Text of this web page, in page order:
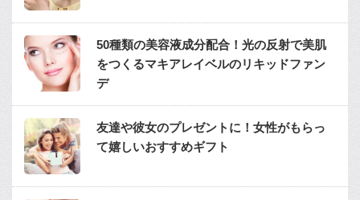
50種類の美容液成分配合！光の反射で美肌
をつくるマキアレイベルのリキッドファン
デ
友達や彼女のプレゼントに！女性がもらっ
て嬉しいおすすめギフト